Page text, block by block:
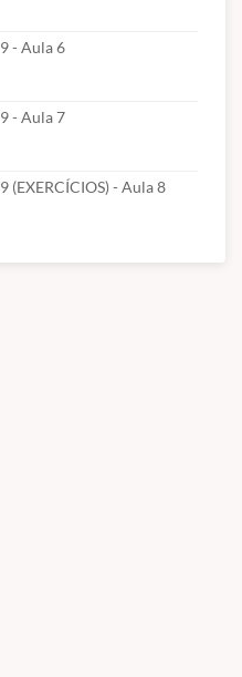
o
Municipal de
dar o play e seguir a
de estudos, assim, você
precisa durar o tempo
- Aula 6
- Aula 7
(EXERCÍCIOS) - Aula 8